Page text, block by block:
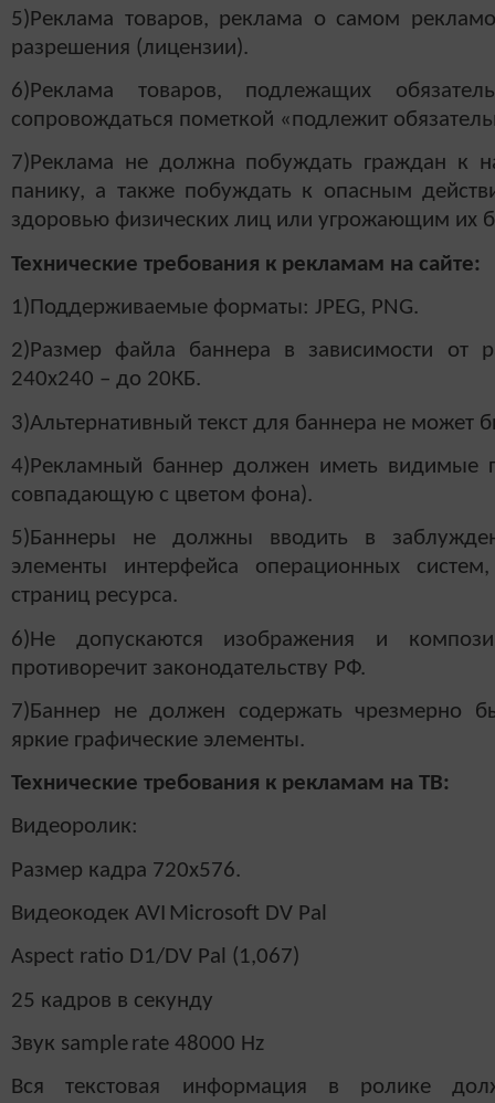
5)Реклама товаров, реклама о самом
разрешения (лицензии).
6)Реклама товаров, подлежащих
сопровождаться пометкой «подлежит
7)Реклама не должна побуждать граждан к
панику, а также побуждать к опасным
здоровью физических лиц или угрожающим их
Технические требования к рекламам на сайте:
1)Поддерживаемые форматы: JPEG, PNG.
2)Размер файла баннера в зависимости от
240х240 – до 20КБ.
3)Альтернативный текст для баннера не может
4)Рекламный баннер должен иметь видимые
совпадающую с цветом фона).
5)Баннеры не должны вводить в
элементы интерфейса операционных
страниц ресурса.
6)Не допускаются изображения и
противоречит законодательству РФ.
7)Баннер не должен содержать чрезмерно
яркие графические элементы.
Технические требования к рекламам на ТВ:
Видеоролик:
Размер кадра 720х576.
Видеокодек AVI Microsoft DV Pal
Aspect ratio D1/DV Pal (1,067)
25 кадров в секунду
Звук samplerate 48000 Hz
Вся текстовая информация в ролике